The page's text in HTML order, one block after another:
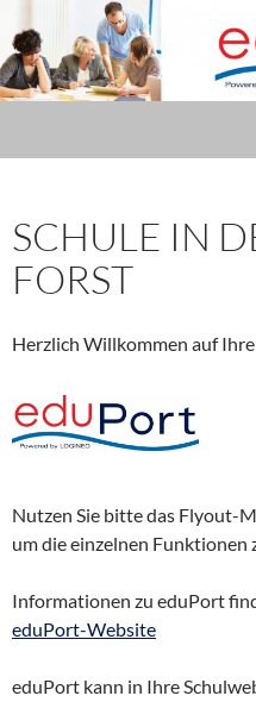
Inhalt
springen
SCHULE IN
FORST
Herzlich Willkommen auf
Nutzen Sie bitte das Flyout-
um die einzelnen Funktionen
Informationen zu eduPort
eduPort-Website
eduPort kann in Ihre